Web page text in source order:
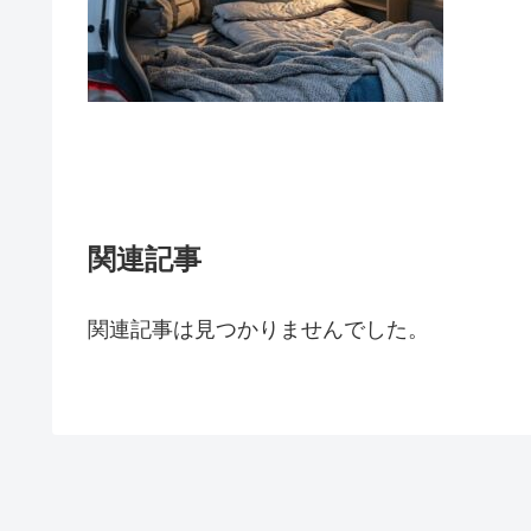
関連記事
関連記事は見つかりませんでした。